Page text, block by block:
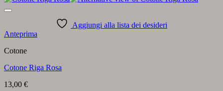
Aggiungi alla lista dei desideri
Anteprima
Cotone
Cotone Riga Rosa
13,00 €